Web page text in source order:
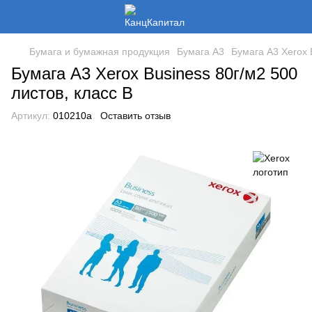
Бумага и бумажная продукция Бумага А3 Бумага А3 Xerox
Бумага А3 Xerox Business 80г/м2 500
листов, класс B
Артикул: 010210а Оставить отзыв